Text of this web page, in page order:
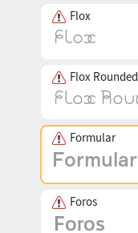
Flox
Flox Rounded
Formular
Foros